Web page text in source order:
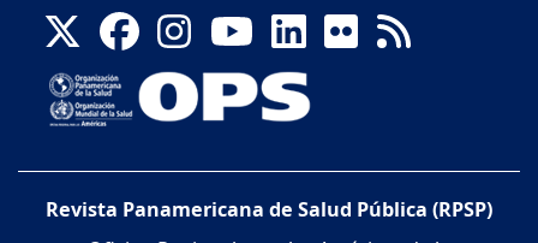
Revista Panamericana de Salud Pública (RPSP)